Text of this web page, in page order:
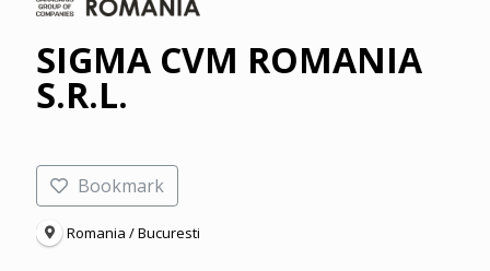
SIGMA CVM ROMANIA
S.R.L.
Bookmark
Romania / Bucuresti